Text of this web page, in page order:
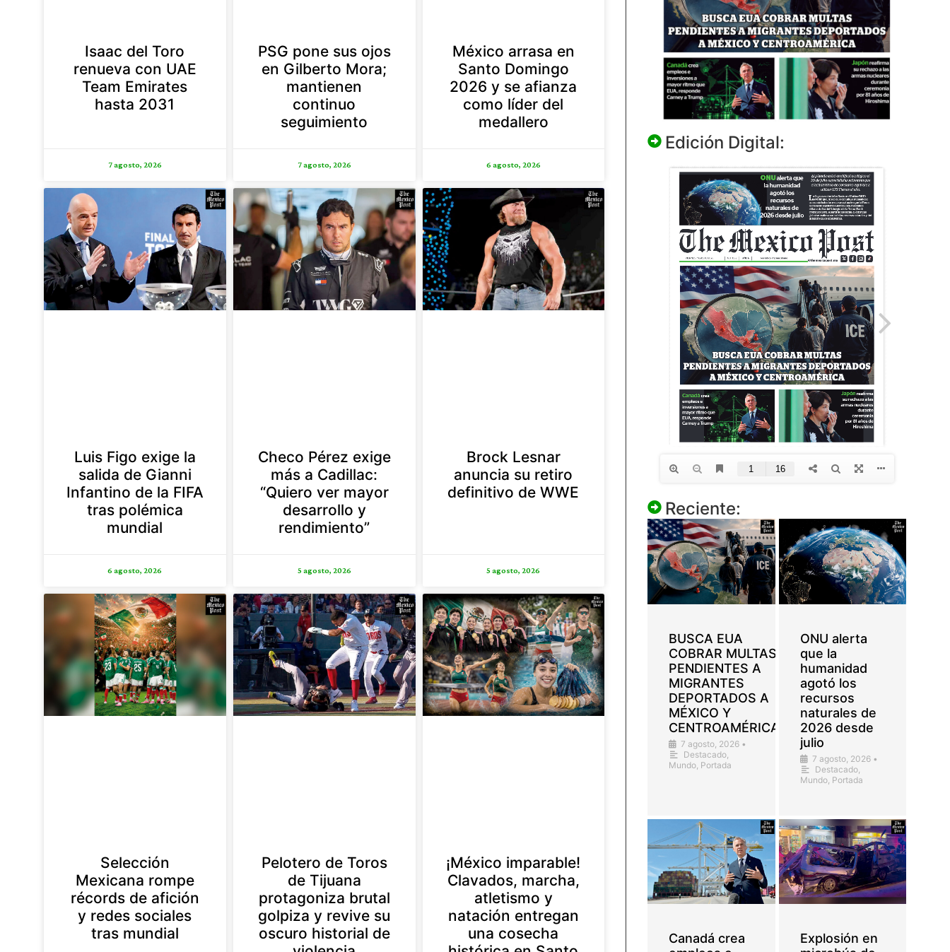
Isaac del Toro
renueva con UAE
Team Emirates
hasta 2031
7 agosto, 2026
PSG pone sus ojos
en Gilberto Mora;
mantienen
continuo
seguimiento
7 agosto, 2026
México arrasa en
Santo Domingo
2026 y se afianza
como líder del
medallero
6 agosto, 2026
Luis Figo exige la
salida de Gianni
Infantino de la FIFA
tras polémica
mundial
6 agosto, 2026
Checo Pérez exige
más a Cadillac:
“Quiero ver mayor
desarrollo y
rendimiento”
5 agosto, 2026
Brock Lesnar
anuncia su retiro
definitivo de WWE
5 agosto, 2026
Selección
Mexicana rompe
récords de afición
y redes sociales
tras mundial
Pelotero de Toros
de Tijuana
protagoniza brutal
golpiza y revive su
oscuro historial de
¡México imparable!
Clavados, marcha,
atletismo y
natación entregan
una cosecha
Edición Digital:
Reciente:
BUSCA EUA
COBRAR MULTAS
PENDIENTES A
MIGRANTES
DEPORTADOS A
MÉXICO Y
CENTROAMÉRICA
7 agosto, 2026 •
Destacado
Mundo Portada
ONU alerta
que la
humanidad
agotó los
recursos
naturales de
2026 desde
julio
7 agosto, 2026 •
Destacado,
Mundo, Portada
Canadá crea
Explosión en